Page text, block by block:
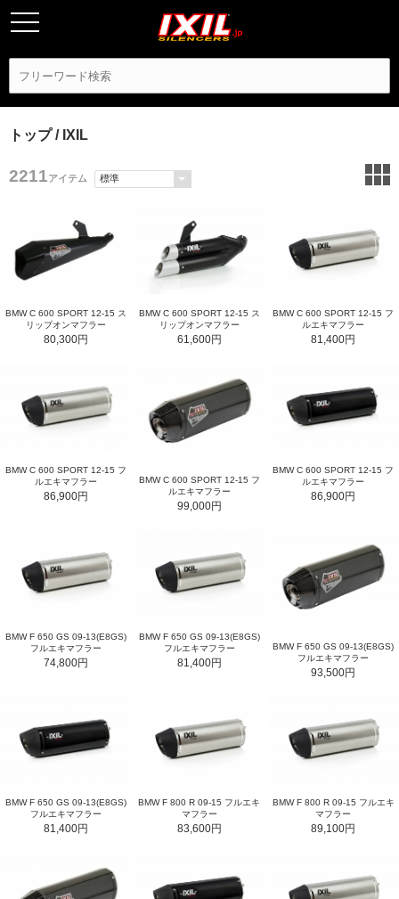
トップ/ IXIL
2211アイテム
BMW C 600 SPORT 12-15 ス
リップオンマフラー
80,300円
BMW C 600 SPORT 12-15 ス
リップオンマフラー
61,600円
BMW C 600 SPORT 12-15 フ
ルエキマフラー
81,400円
BMW C 600 SPORT 12-15 フ
ルエキマフラー
86,900円
BMW C 600 SPORT 12-15 フ
ルエキマフラー
99,000円
BMW C 600 SPORT 12-15 フ
ルエキマフラー
86,900円
BMW F 650 GS 09-13(E8GS)
フルエキマフラー
74,800円
BMW F 650 GS 09-13(E8GS)
フルエキマフラー
81,400円
BMW F 650 GS 09-13(E8GS)
フルエキマフラー
93,500円
BMW F 650 GS 09-13(E8GS)
フルエキマフラー
81,400円
BMW F 800 R 09-15 フルエキ
マフラー
83,600円
BMW F 800 R 09-15 フルエキ
マフラー
89,100円